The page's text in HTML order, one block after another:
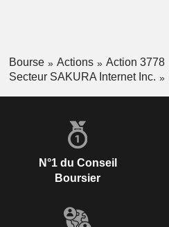
Bourse Actions
Action 3778
Secteur SAKURA Internet Inc.
N°1 du Conseil
Boursier